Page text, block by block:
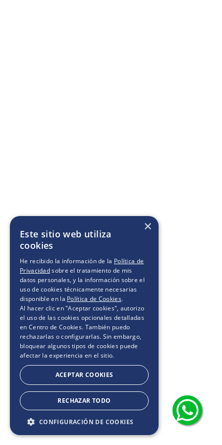
×
Este sitio web utiliza
cookies
He recibido la información de la Política de
Privacidadsobre el tratamiento de mis
datos personales, y la información sobre el
uso de cookies técnicamente necesarias
disponible en la Política de Cookies.
Al hacer clic en "Aceptar cookies", autorizo
el uso de las cookies opcionales detalladas
en Centro de Cookies. También puedo
rechazarlas o configurarlas. Sin embargo,
bloquear algunos tipos de cookies puede
afectar la experiencia en el sitio.
ACEPTAR COOKIES
RECHAZAR TODO
CONFIGURACIÓN DE COOKIES